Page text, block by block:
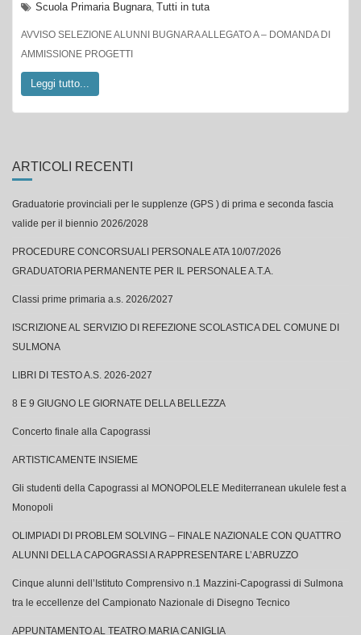
Scuola Primaria Bugnara, Tutti in tuta
AVVISO SELEZIONE ALUNNI BUGNARA ALLEGATO A – DOMANDA DI
AMMISSIONE PROGETTI
Leggi tutto...
ARTICOLI RECENTI
Graduatorie provinciali per le supplenze (GPS ) di prima e seconda fascia
valide per il biennio 2026/2028
PROCEDURE CONCORSUALI PERSONALE ATA 10/07/2026
GRADUATORIA PERMANENTE PER IL PERSONALE A.T.A.
Classi prime primaria a.s. 2026/2027
ISCRIZIONE AL SERVIZIO DI REFEZIONE SCOLASTICA DEL COMUNE DI
SULMONA
LIBRI DI TESTO A.S. 2026-2027
8 E 9 GIUGNO LE GIORNATE DELLA BELLEZZA
Concerto finale alla Capograssi
ARTISTICAMENTE INSIEME
Gli studenti della Capograssi al MONOPOLELE Mediterranean ukulele fest a
Monopoli
OLIMPIADI DI PROBLEM SOLVING – FINALE NAZIONALE CON QUATTRO
ALUNNI DELLA CAPOGRASSI A RAPPRESENTARE L’ABRUZZO
Cinque alunni dell’Istituto Comprensivo n.1 Mazzini-Capograssi di Sulmona
tra le eccellenze del Campionato Nazionale di Disegno Tecnico
APPUNTAMENTO AL TEATRO MARIA CANIGLIA